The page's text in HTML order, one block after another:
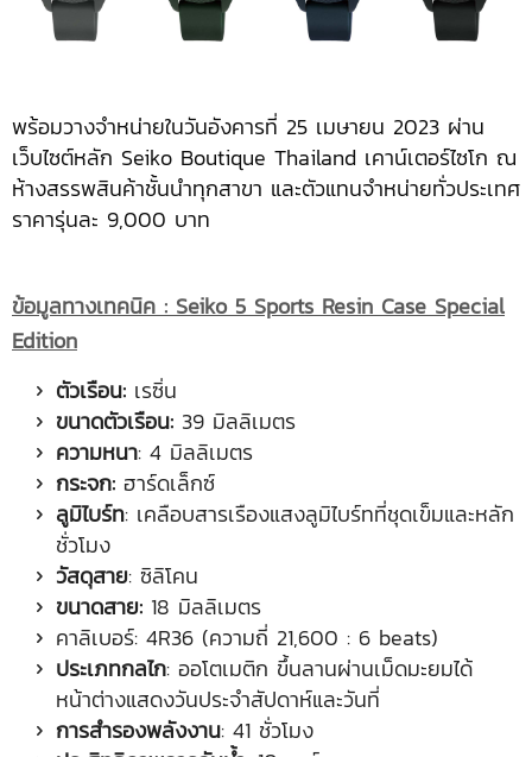
พร้อมวางจำหน่ายในวันอังคารที่ 25 เมษายน 2023 ผ่าน
เว็บไซต์หลัก Seiko Boutique Thailand เคาน์เตอร์ไซโก ณ
ห้างสรรพสินค้าชั้นนำทุกสาขา และตัวแทนจำหน่ายทั่วประเทศ
ราคารุ่นละ 9,000 บาท
ข้อมูลทางเทคนิค : Seiko 5 Sports Resin Case Special
Edition
ตัวเรือน: เรซิ่น
ขนาดตัวเรือน: 39 มิลลิเมตร
ความหนา: 4 มิลลิเมตร
กระจก: ฮาร์ดเล็กซ์
ลูมิไบร์ท: เคลือบสารเรืองแสงลูมิไบร์ทที่ชุดเข็มและหลัก
ชั่วโมง
วัสดุสาย: ซิลิโคน
ขนาดสาย: 18 มิลลิเมตร
คาลิเบอร์: 4R36 (ความถี่ 21,600 : 6 beats)
ประเภทกลไก: ออโตเมติก ขึ้นลานผ่านเม็ดมะยมได้
หน้าต่างแสดงวันประจำสัปดาห์และวันที่
การสำรองพลังงาน: 41 ชั่วโมง